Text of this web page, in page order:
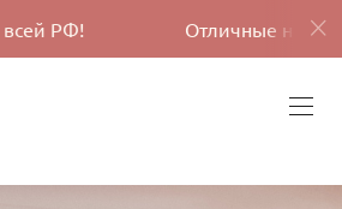
Отличные новости, теперь мы